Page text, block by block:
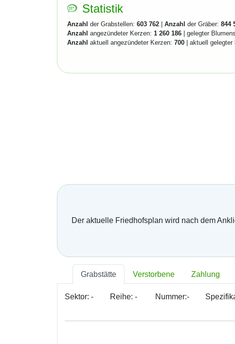
Statistik
Anzahl der Grabstellen: 603 762 Anzahl der Gräber: 844
Anzahl angezündeter Kerzen: 1 260 186 | gelegter
Anzahl aktuell angezündeter Kerzen: 700 | aktuell
Der aktuelle Friedhofsplan wird nach dem
Grabstätte Verstorbene Zahlung
Sektor: - Reihe:- Nummer:-